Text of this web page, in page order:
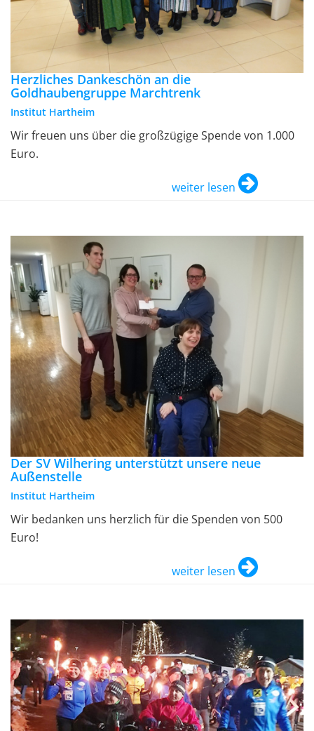
Herzliches Dankeschön an die
Goldhaubengruppe Marchtrenk
Institut Hartheim
Wir freuen uns über die großzügige Spende von 1.000
Euro.
weiter lesen
Der SV Wilhering unterstützt unsere neue
Außenstelle
Institut Hartheim
Wir bedanken uns herzlich für die Spenden von 500
Euro!
weiter lesen